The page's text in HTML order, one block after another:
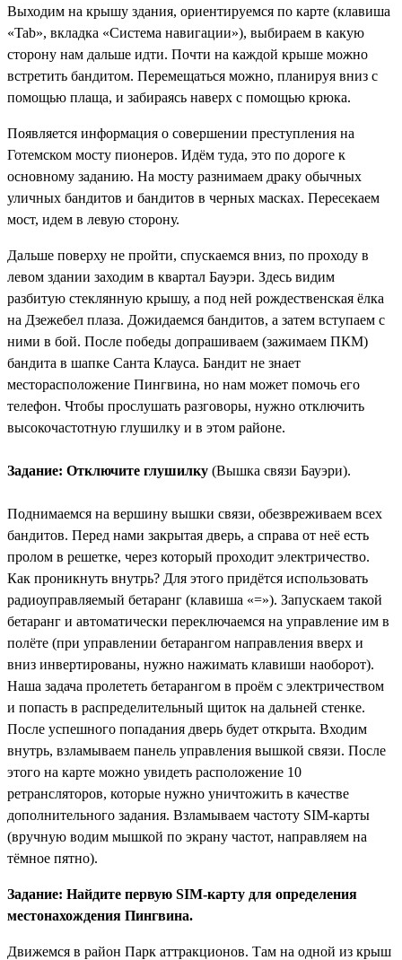
Выходим на крышу здания, ориентируемся по карте (клавиша
«Tab», вкладка «Система навигации»), выбираем в какую
сторону нам дальше идти. Почти на каждой крыше можно
встретить бандитом. Перемещаться можно, планируя вниз с
помощью плаща, и забираясь наверх с помощью крюка.
Появляется информация о совершении преступления на
Готемском мосту пионеров. Идём туда, это по дороге к
основному заданию. На мосту разнимаем драку обычных
уличных бандитов и бандитов в черных масках. Пересекаем
мост, идем в левую сторону.
Дальше поверху не пройти, спускаемся вниз, по проходу в
левом здании заходим в квартал Бауэри. Здесь видим
разбитую стеклянную крышу, а под ней рождественская ёлка
на Дзежебел плаза. Дожидаемся бандитов, а затем вступаем с
ними в бой. После победы допрашиваем (зажимаем ПКМ)
бандита в шапке Санта Клауса. Бандит не знает
месторасположение Пингвина, но нам может помочь его
телефон. Чтобы прослушать разговоры, нужно отключить
высокочастотную глушилку и в этом районе.
Задание: Отключите глушилку (Вышка связи Бауэри).
Поднимаемся на вершину вышки связи, обезвреживаем всех
бандитов. Перед нами закрытая дверь, а справа от неё есть
пролом в решетке, через который проходит электричество.
Как проникнуть внутрь? Для этого придётся использовать
радиоуправляемый бетаранг (клавиша «=»). Запускаем такой
бетаранг и автоматически переключаемся на управление им в
полёте (при управлении бетарангом направления вверх и
вниз инвертированы, нужно нажимать клавиши наоборот).
Наша задача пролететь бетарангом в проём с электричеством
и попасть в распределительный щиток на дальней стенке.
После успешного попадания дверь будет открыта. Входим
внутрь, взламываем панель управления вышкой связи. После
этого на карте можно увидеть расположение 10
ретрансляторов, которые нужно уничтожить в качестве
дополнительного задания. Взламываем частоту SIM-карты
(вручную водим мышкой по экрану частот, направляем на
тёмное пятно).
Задание: Найдите первую SIM-карту для определения
местонахождения Пингвина.
Движемся в район Парк аттракционов. Там на одной из крыш